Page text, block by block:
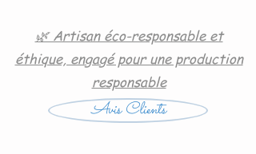
🌿 Artisan éco-responsable et
éthique, engagé pour une production
responsable
Avis Clients